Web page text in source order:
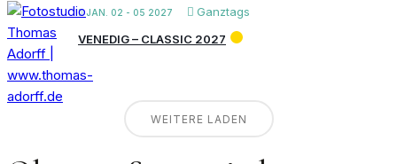
JAN. 02 - 05 2027
Ganztags
VENEDIG – CLASSIC 2027
WEITERE LADEN